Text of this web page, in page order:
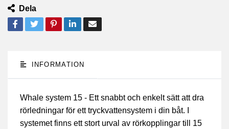
Dela
INFORMATION
Whale system 15 - Ett snabbt och enkelt sätt att dra
rörledningar för ett tryckvattensystem i din båt. I
systemet finns ett stort urval av rörkopplingar till 15